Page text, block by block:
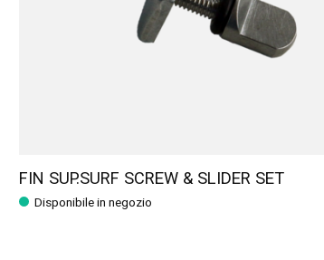
FIN SUP.SURF SCREW & SLIDER SET
Disponibile in negozio